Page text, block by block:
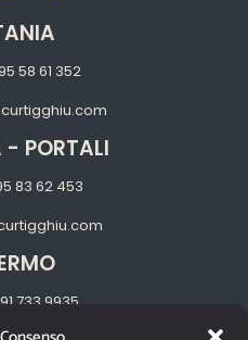
58 61 352
PORTALI
83 62 453
733 9935